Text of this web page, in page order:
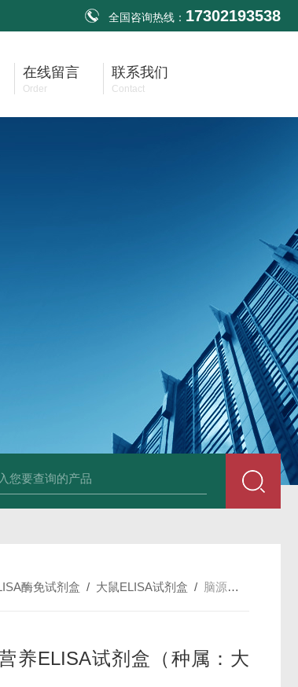
全国咨询热线： 17302193538
在线留言
Order
联系我们
Contact
素12BELISA试剂盒发货及时 兔载脂蛋白B（apo-B）
酶免试剂盒 / 大鼠ELISA试剂盒 / 脑源性神经营养ELISA试剂盒（种属：大鼠）
养ELISA试剂盒（种属：大